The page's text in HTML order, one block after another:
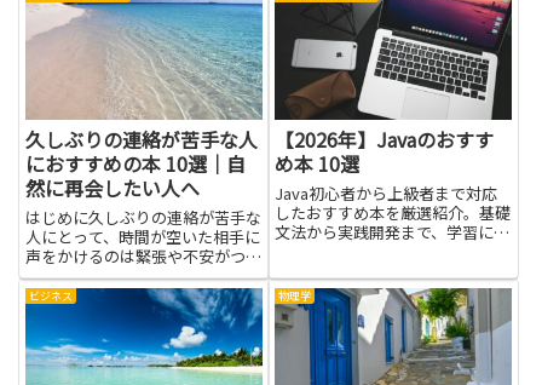
で、数式だけでなく前提の意味を
理解することが肝心です。本記事
で紹介する書籍は、基礎理論か
言葉で触れられるため、はじめは
敷居が低く感じられるはずです。
実践に役立つ実例や、アイ...
久しぶりの連絡が苦手な人
におすすめの本 10選｜自
然に再会したい人へ
はじめに久しぶりの連絡が苦手な
人にとって、時間が空いた相手に
声をかけるのは緊張や不安がつき
ものです。何を伝えれば誠実に感
じられるか、相手に負担をかけず
に距離を縮めるにはどうしたらい
いか迷うこともあるでしょう。本
記事で紹介する本は、コミュニ
ケ...
【2026年】Javaのおすす
め本 10選
Java初心者から上級者まで対応
したおすすめ本を厳選紹介。基礎
文法から実践開発まで、学習に役
ビジネス 物理学